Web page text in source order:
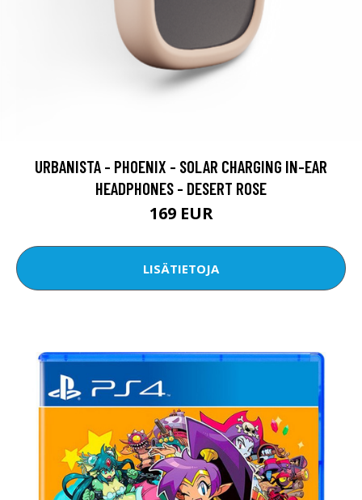
URBANISTA - PHOENIX - SOLAR CHARGING IN-EAR
HEADPHONES - DESERT ROSE
169 EUR
LISÄTIETOJA